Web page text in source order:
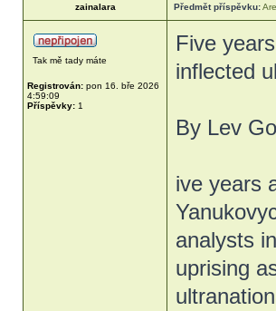
zainalara Předmět příspěvku:
Tak mě tady máte
Registrován: pon 16. bře 2026
4:59:09
Příspěvky: 1
Five
inflected
By Lev
ive years
analysts
uprising